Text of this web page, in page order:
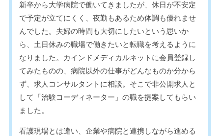
新卒から大学病院で働いてきましたが、休日が不安定
で予定が立てにくく、夜勤もあるため体調も優れませ
んでした。夫婦の時間も大切にしたいという思いか
ら、土日休みの職場で働きたいと転職を考えるように
なりました。カインドメディカルネットに会員登録し
てみたものの、病院以外の仕事がどんなものか分から
ず、求人コンサルタントに相談。そこで非公開求人と
して「治験コーディネーター」の職を提案してもらい
ました。
看護現場とは違い、企業や病院と連携しながら進める